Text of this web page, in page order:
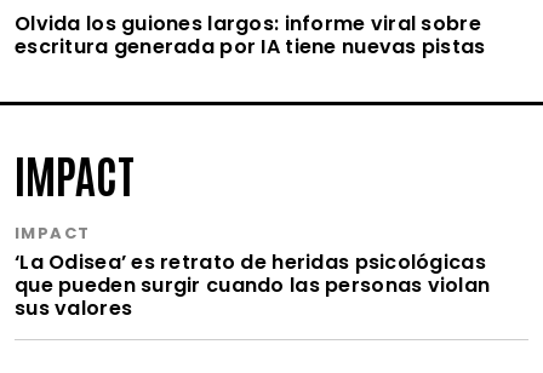
Olvida los guiones largos: informe viral sobre
escritura generada por IA tiene nuevas pistas
IMPACT
IMPACT
‘La Odisea’ es retrato de heridas psicológicas
que pueden surgir cuando las personas violan
sus valores